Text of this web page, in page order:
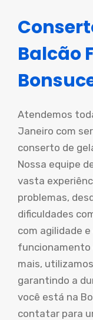
Balcão
Atendemos
Janeiro com
conserto de
Nossa equipe
vasta
problemas,
dificuldades
com agilidade
funcionamento
mais,
garantindo a
você está na
contatar para